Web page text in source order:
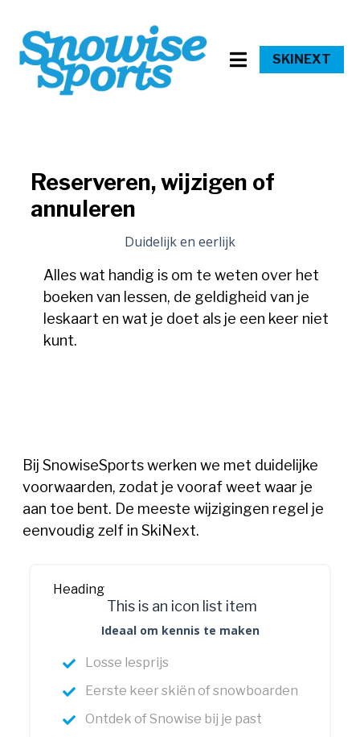
SKINEXT
Reserveren, wijzigen of
annuleren
Duidelijk en eerlijk
Alles wat handig is om te weten over het
boeken van lessen, de geldigheid van je
leskaart en wat je doet als je een keer niet
kunt.
Bij SnowiseSports werken we met duidelijke
voorwaarden, zodat je vooraf weet waar je
aan toe bent. De meeste wijzigingen regel je
eenvoudig zelf in SkiNext.
Heading
This is an icon list item
Ideaal om kennis te maken
Losse lesprijs
Eerste keer skiën of snowboarden
Ontdek of Snowise bij je past